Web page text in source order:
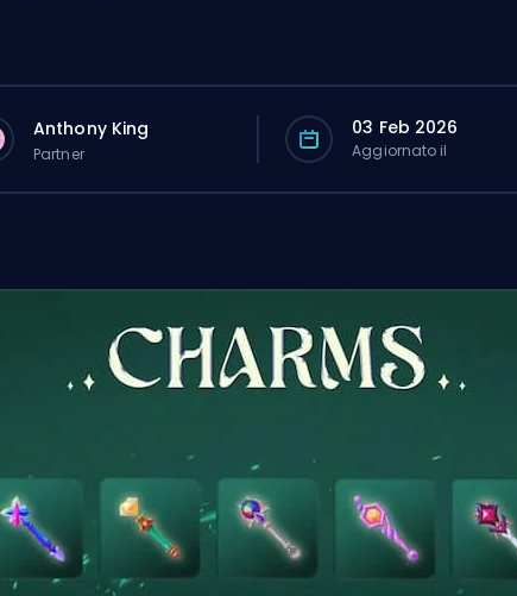
Anthony King
Partner
03 Feb 2026
Aggiornato il